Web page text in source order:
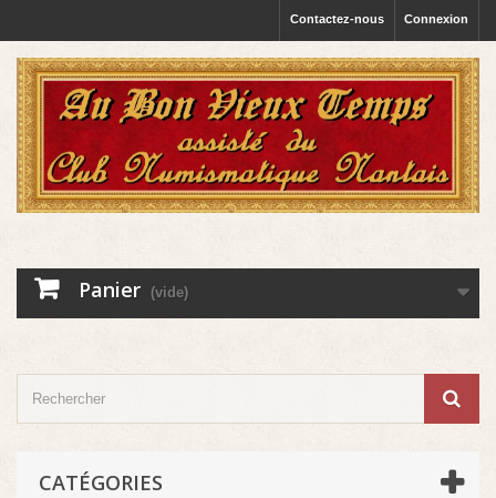
Connexion
Contactez-nous
Panier (vide)
CATÉGORIES